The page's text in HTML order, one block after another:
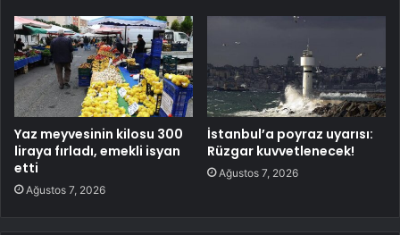
Yaz meyvesinin kilosu 300
liraya fırladı, emekli isyan
etti
Ağustos 7, 2026
İstanbul’a poyraz uyarısı:
Rüzgar kuvvetlenecek!
Ağustos 7, 2026